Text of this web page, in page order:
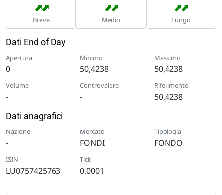
➡
➡
Breve
➡
➡
Medio
➡
➡
Lungo
Dati End of Day
Apertura
0
Minimo
50,4238
Massimo
50,4238
Volume
-
Controvalore
-
Riferimento
50,4238
Dati anagrafici
Nazione
-
Mercato
FONDI
Tipologia
FONDO
ISIN
LU0757425763
Tick
0,0001